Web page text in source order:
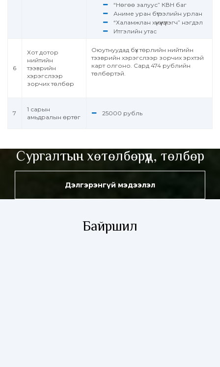
“Нөгөө залуус” КВН баг
Аниме уран бүтээлийн урлан
“Халамжлан хүмүүжүүлэгч” нэгдэл
Итгэлийн утас
6
Хот дотор
нийтийн
тээврийн
хэрэгслээр
зорчих төлбөр
Оюутнуудад бүх төрлийн нийтийн
тээврийн хэрэгслээр зорчих эрхтэй
карт олгоно. Сард 474 рублийн
төлбөртэй.
7
1 сарын
амьдралын өртөг
25000 рубль
Сургалтын хөтөлбөрүүд, төлбөр
Дэлгэрэнгүй мэдээлэл
Байршил